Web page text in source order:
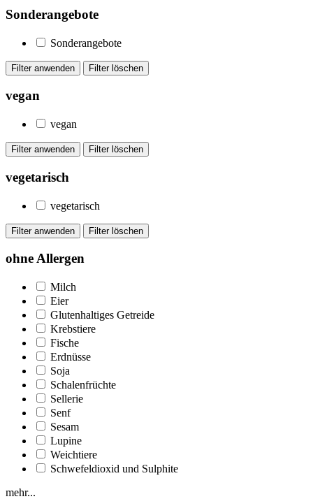
Sonderangebote
Sonderangebote
vegan
vegan
vegetarisch
vegetarisch
ohne Allergen
Milch
Eier
Glutenhaltiges Getreide
Krebstiere
Fische
Erdnüsse
Soja
Schalenfrüchte
Sellerie
Senf
Sesam
Lupine
Weichtiere
Schwefeldioxid und Sulphite
mehr...